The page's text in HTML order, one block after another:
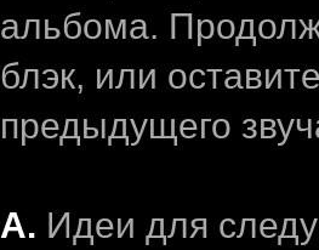
альбома.
блэк, или
предыдущего
А. Идеи для